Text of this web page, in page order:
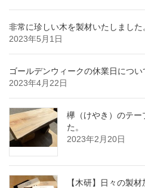
非常に珍しい木を製材いたしました
2023年5月1日
ゴールデンウィークの休業日につい
2023年4月22日
欅（けやき）のテー
た。
2023年2月20日
【木研】日々の製